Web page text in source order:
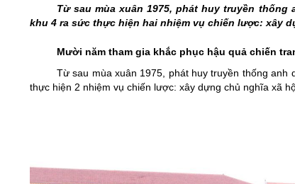
CHÀO MỪNG KỶ NIỆM 75 NĂM NGÀY
TRUYỀN THỐNG LỰC LƯỢNG VŨ TRANG
Từ sau mùa xuân 1975, phát huy truyền
khu 4 ra sức thực hiện hai nhiệm vụ chiến lược: xây
M­ười năm tham gia khắc phục hậu quả chiến
Từ sau mùa xuân 1975, phát huy truyền thống
thực hiện 2 nhiệm vụ chiến lược: xây dựng chủ nghĩa xã